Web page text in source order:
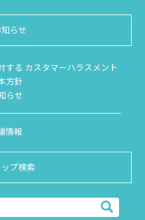
知らせ
する カスタマーハラスメント
方針
らせ
情報
プ検索